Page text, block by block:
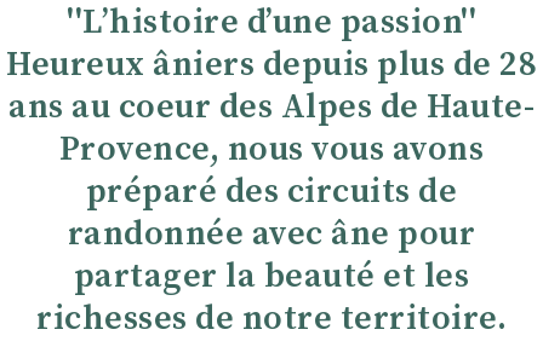
''Lʼhistoire dʼune passion''
Heureux âniers depuis plus de 28
ans au coeur des Alpes de Haute-
Provence, nous vous avons
préparé des circuits de
randonnée avec âne pour
partager la beauté et les
richesses de notre territoire.